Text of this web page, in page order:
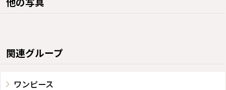
他の写真
関連グループ
ワンピース